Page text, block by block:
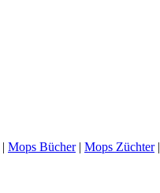
| Mops Bücher| Mops Züchter|